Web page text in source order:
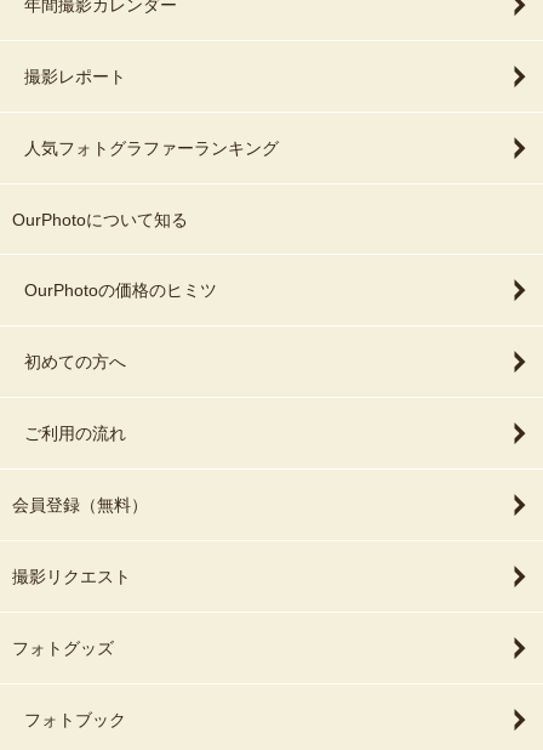
年間撮影カレンダー
撮影レポート
人気フォトグラファーランキング
OurPhotoについて知る
OurPhotoの価格のヒミツ
初めての方へ
ご利用の流れ
会員登録（無料）
撮影リクエスト
フォトグッズ
フォトブック